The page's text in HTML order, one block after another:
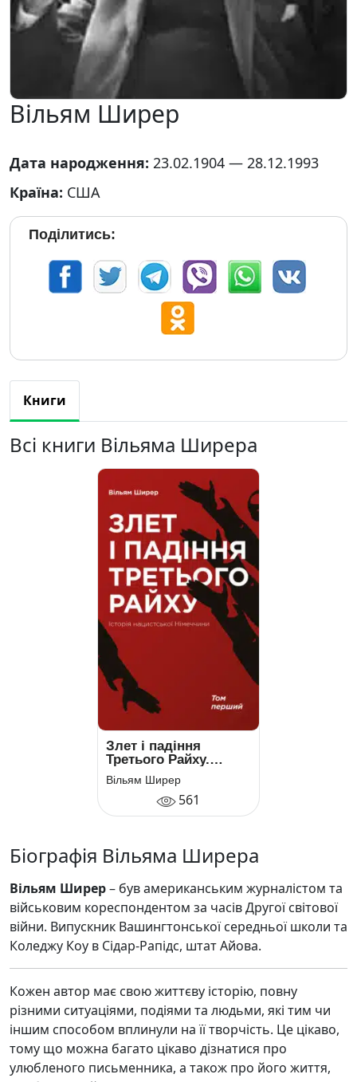
Вільям Ширер
Дата народження: 23.02.1904 — 28.12.1993
Країна: США
Поділитись:
Книги
Всі книги Вільяма Ширера
Злет і падіння
Третього Райху.
Історія нацистської
Німеччини. Том 1
Вільям Ширер
561
Біографія Вільяма Ширера
Вільям Ширер– був американським журналістом та
військовим кореспондентом за часів Другої світової
війни. Випускник Вашингтонської середньої школи та
Коледжу Коу в Сідар-Рапідс, штат Айова.
Кожен автор має свою життєву історію, повну
різними ситуаціями, подіями та людьми, які тим чи
іншим способом вплинули на її творчість. Це цікаво,
тому що можна багато цікаво дізнатися про
улюбленого письменника, а також про його життя,